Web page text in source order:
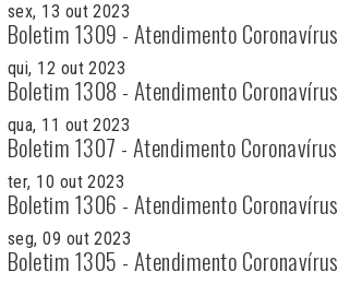
sex, 13 out 2023
Boletim 1309 - Atendimento Coronavírus
qui, 12 out 2023
Boletim 1308 - Atendimento Coronavírus
qua, 11 out 2023
Boletim 1307 - Atendimento Coronavírus
ter, 10 out 2023
Boletim 1306 - Atendimento Coronavírus
seg, 09 out 2023
Boletim 1305 - Atendimento Coronavírus